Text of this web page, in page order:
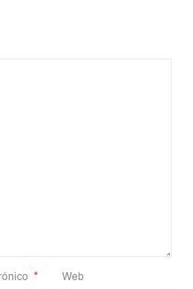
* Web